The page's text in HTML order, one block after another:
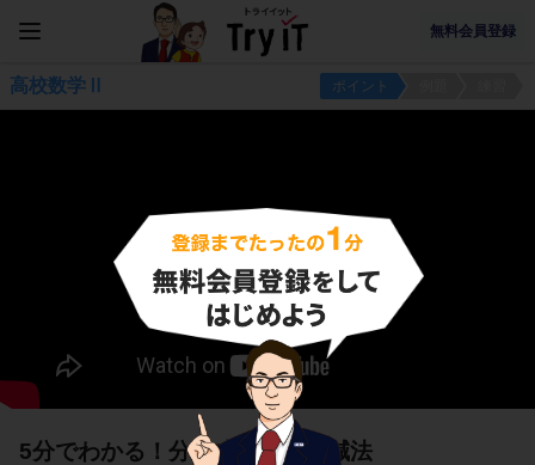
無料会員登録
高校数学Ⅱ ポイント
5分でわかる！分数式の加法と減法